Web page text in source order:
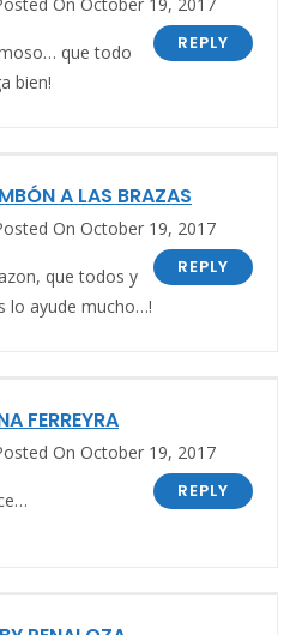
REPLY
que todo
bien!
A LAS BRAZAS
On October 19, 2017
REPLY
que todos y
lo ayude mucho…!
FERREYRA
On October 19, 2017
REPLY